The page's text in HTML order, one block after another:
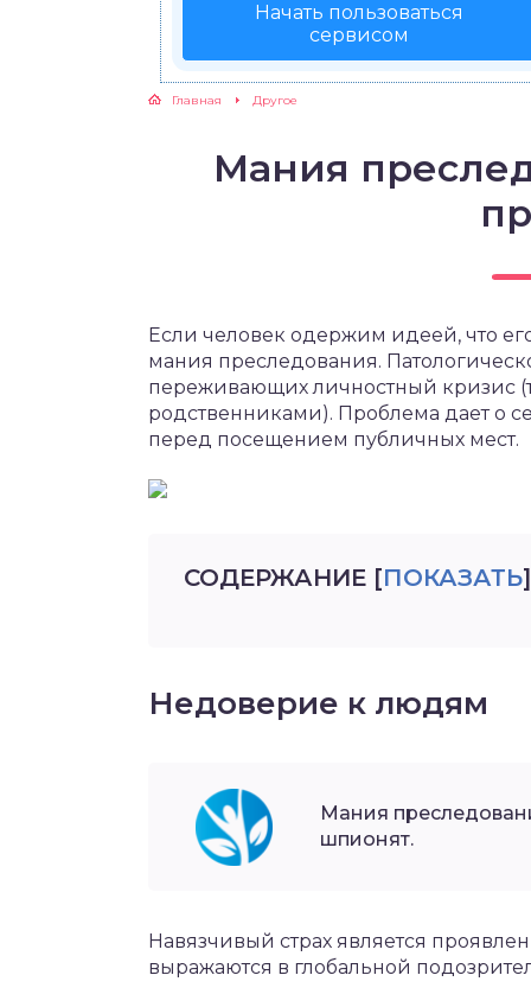
Начать пользоваться
сервисом
Главная Другое
Мания
Если человек одержим идеей, что
мания преследования.
переживающих личностный кризис
родственниками). Проблема дает о
перед посещением публичных мест.
СОДЕРЖАНИЕ [ПОКАЗАТЬ]
Недоверие к людям
Мания
шпионят.
Навязчивый страх является
выражаются в глобальной